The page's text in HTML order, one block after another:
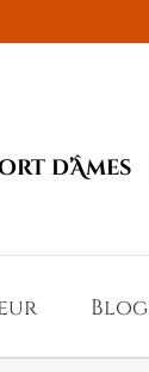
d’Âmes
Blog